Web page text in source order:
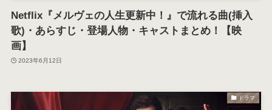
Netflix『メルヴェの人生更新中！』で流れる曲(挿入
歌)・あらすじ・登場人物・キャストまとめ！【映
画】
2023年6月12日
ドラマ